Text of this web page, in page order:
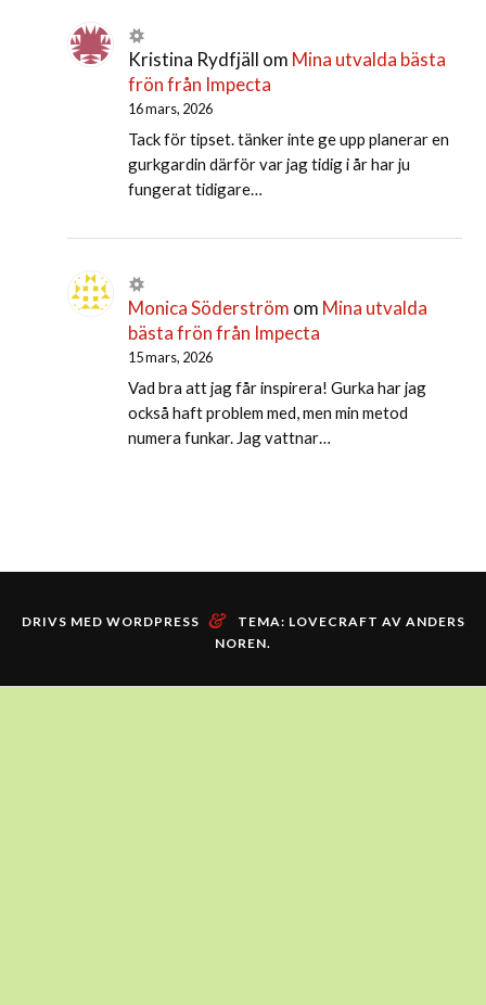
Kristina Rydfjäll om Mina utvalda bästa
frön från Impecta
16 mars, 2026
Tack för tipset. tänker inte ge upp planerar en
gurkgardin därför var jag tidig i år har ju
fungerat tidigare…
Monica Söderström om Mina utvalda
bästa frön från Impecta
15 mars, 2026
Vad bra att jag får inspirera! Gurka har jag
också haft problem med, men min metod
numera funkar. Jag vattnar…
DRIVS MED WORDPRESS & TEMA: LOVECRAFT AV ANDERS
NOREN.